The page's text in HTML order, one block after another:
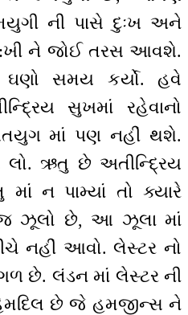
ની પાસે દુઃખ અને
ને જોઈ તરસ આવશે.
સમય કર્યો. હવે
સુખમાં રહેવાનો
માં પણ નહીં થશે.
ઋતુ છે અતીન્દ્રિય
ન પામ્યાં તો ક્યારે
જ ઝૂલો છે, આ ઝૂલા માં
નહીં આવો. લેસ્ટર નો
છે. લંડન માં લેસ્ટર ની
છે જે હમજીન્સ ને